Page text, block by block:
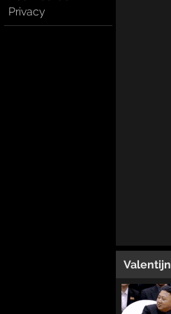
Privacy
Valentijn